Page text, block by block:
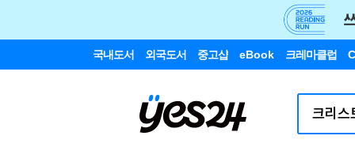
국내도서 외국도서 중고샵 eBook 크레마클럽